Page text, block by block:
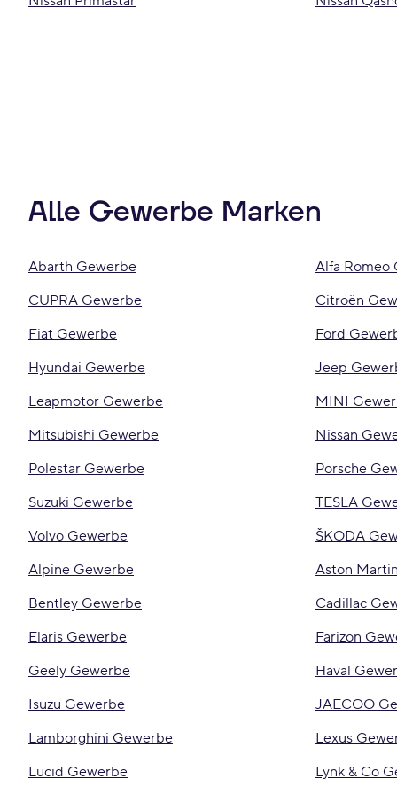
Alle Gewerbe Marken
Abarth Gewerbe Alfa Romeo
CUPRA Gewerbe
Citroën
Fiat Gewerbe
Ford
Hyundai Gewerbe
Jeep
Leapmotor Gewerbe
MINI
Mitsubishi Gewerbe
Nissan
Polestar Gewerbe
Porsche
Suzuki Gewerbe
TESLA
Volvo Gewerbe
ŠKODA
Alpine Gewerbe
Aston
Bentley Gewerbe
Cadillac
Elaris Gewerbe
Farizon
Geely Gewerbe
Haval
Isuzu Gewerbe
JAECOO
Lamborghini Gewerbe
Lexus
Lucid Gewerbe
Lynk & Co